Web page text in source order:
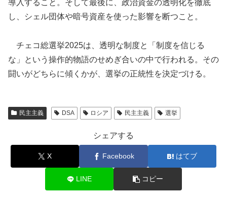
導入すること。そして最後に、政治資金の透明化を徹底
し、シェル団体や暗号資産を使った影響を断つこと。
チェコ総選挙2025は、透明な制度と「制度を信じる
な」という操作的物語のせめぎ合いの中で行われる。その
闘いがどちらに傾くかが、選挙の正統性を決定づける。
民主主義 DSA ロシア 民主主義 選挙
シェアする
X Facebook はてブ
LINE コピー